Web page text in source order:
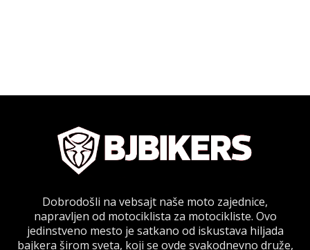
Dobrodošli na vebsajt naše moto zajednice,
napravljen od motociklista za motocikliste. Ovo
jedinstveno mesto je satkano od iskustava hiljada
bajkera širom sveta, koji se ovde svakodnevno druže,